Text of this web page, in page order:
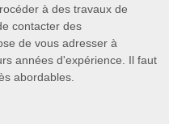
à des travaux de
contacter des
de vous adresser à
années d'expérience. Il faut
abordables.